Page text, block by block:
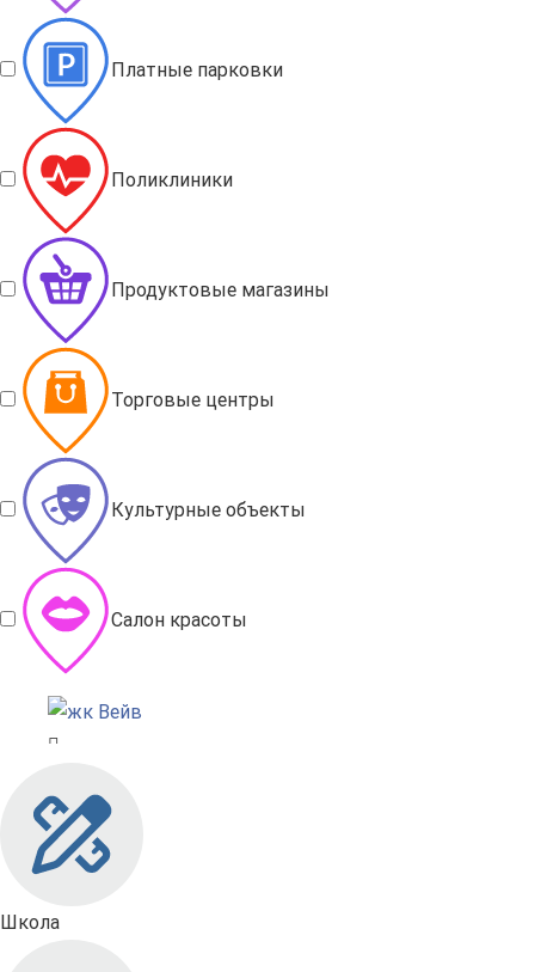
Платные парковки
Поликлиники
Продуктовые магазины
Торговые центры
Культурные объекты
Салон красоты
Школа